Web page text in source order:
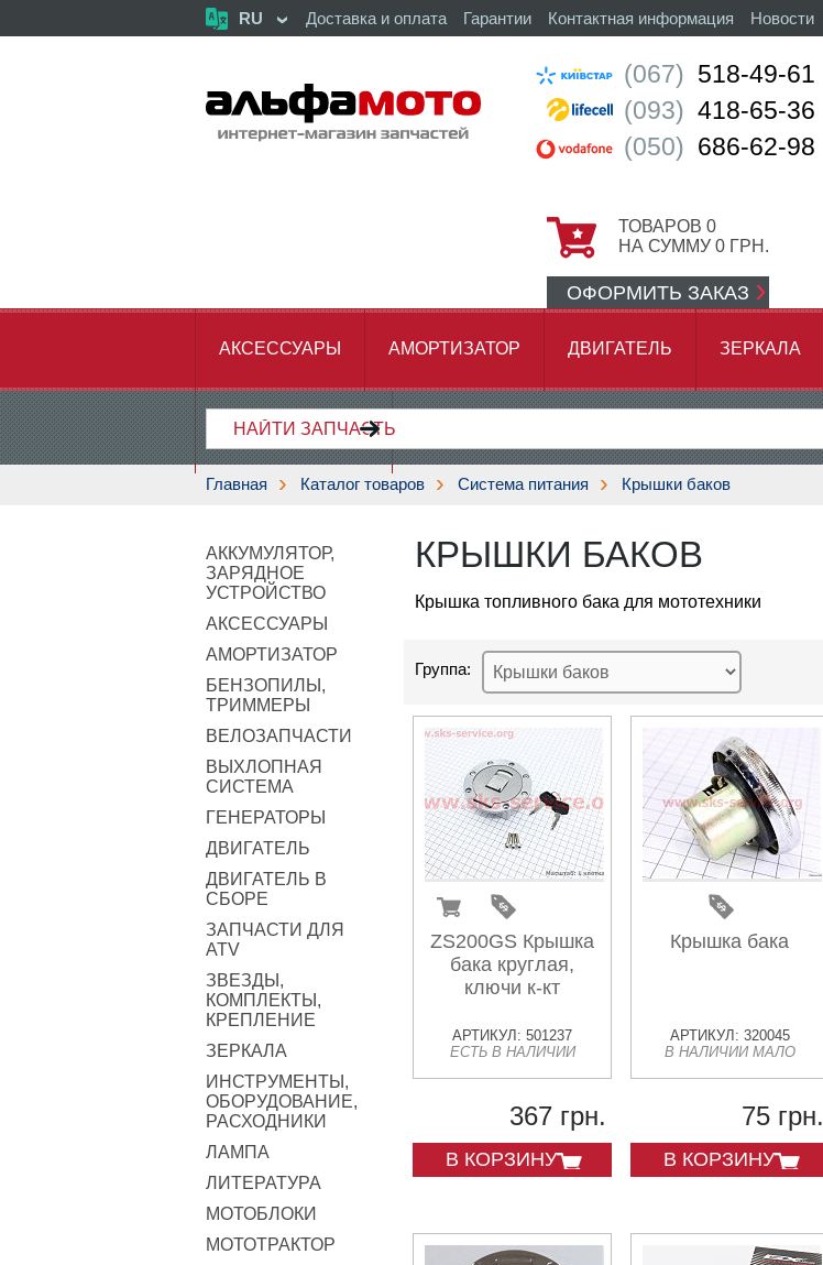
RU Доставка и оплата Гарантии Контактная информация Новости
(067) 518-49-61
(093) 418-65-36
(050) 686-62-98
ТОВАРОВ 0
НА СУММУ 0 ГРН.
ОФОРМИТЬ ЗАКАЗ
АКСЕССУАРЫ АМОРТИЗАТОР ДВИГАТЕЛЬ ЗЕРКАЛА
ХОДОВАЯ ЧАСТЬ
Главная Каталог товаров Система питания Крышки баков
АККУМУЛЯТОР,
ЗАРЯДНОЕ
УСТРОЙСТВО
АКСЕССУАРЫ
АМОРТИЗАТОР
БЕНЗОПИЛЫ,
ТРИММЕРЫ
ВЕЛОЗАПЧАСТИ
ВЫХЛОПНАЯ
СИСТЕМА
ГЕНЕРАТОРЫ
ДВИГАТЕЛЬ
ДВИГАТЕЛЬ В
СБОРЕ
ЗАПЧАСТИ ДЛЯ
ATV
ЗВЕЗДЫ,
КОМПЛЕКТЫ,
КРЕПЛЕНИЕ
ЗЕРКАЛА
ИНСТРУМЕНТЫ,
ОБОРУДОВАНИЕ,
РАСХОДНИКИ
ЛАМПА
ЛИТЕРАТУРА
МОТОБЛОКИ
МОТОТРАКТОР
КРЫШКИ БАКОВ
Крышка топливного бака для мототехники
Группа:
ZS200GS Крышка
бака круглая,
ключи к-кт
АРТИКУЛ: 501237
ЕСТЬ В НАЛИЧИИ
367 грн.
В КОРЗИНУ
Крышка бака
АРТИКУЛ: 320045
В НАЛИЧИИ МАЛО
75 грн.
В КОРЗИНУ